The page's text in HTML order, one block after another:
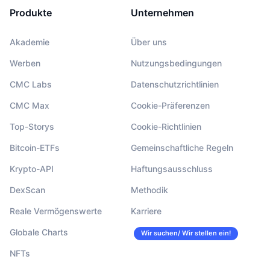
Produkte
Akademie
Werben
CMC Labs
CMC Max
Top-Storys
Bitcoin-ETFs
Krypto-API
DexScan
Reale Vermögenswerte
Globale Charts
NFTs
Unternehmen
Über uns
Nutzungsbedingungen
Datenschutzrichtlinien
Cookie-Präferenzen
Cookie-Richtlinien
Gemeinschaftliche Regeln
Haftungsausschluss
Methodik
Karriere
Wir suchen/ Wir stellen ein!